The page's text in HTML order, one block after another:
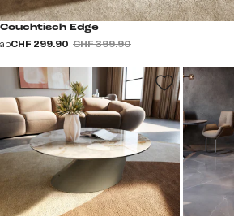
Couchtisch Edge
abCHF 299.90 CHF 399.90